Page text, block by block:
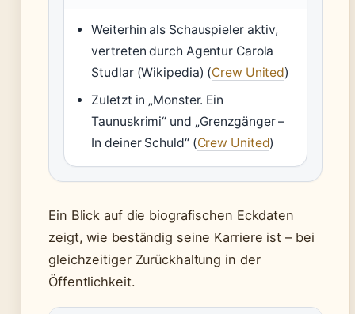
Weiterhin als Schauspieler aktiv,
vertreten durch Agentur Carola
Studlar (Wikipedia) (Crew United)
Zuletzt in „Monster. Ein
Taunuskrimi“ und „Grenzgänger –
In deiner Schuld“ (Crew United)
Ein Blick auf die biografischen Eckdaten
zeigt, wie beständig seine Karriere ist – bei
gleichzeitiger Zurückhaltung in der
Öffentlichkeit.